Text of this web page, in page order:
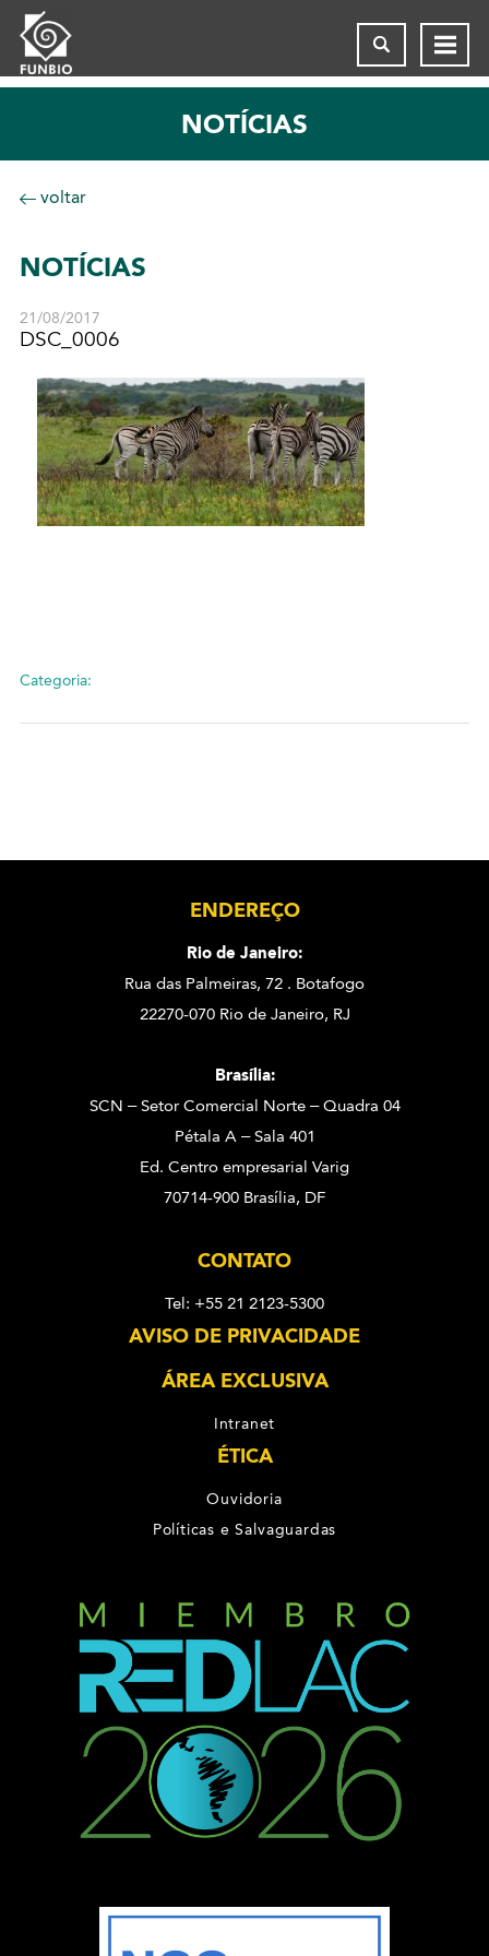
NOTÍCIAS
voltar
NOTÍCIAS
21/08/2017
DSC_0006
Categoria:
ENDEREÇO
Rio de Janeiro:
Rua das Palmeiras, 72 . Botafogo
22270-070 Rio de Janeiro, RJ
Brasília:
SCN – Setor Comercial Norte – Quadra 04
Pétala A – Sala 401
Ed. Centro empresarial Varig
70714-900 Brasília, DF
CONTATO
Tel: +55 21 2123-5300
AVISO DE PRIVACIDADE
ÁREA EXCLUSIVA
Intranet
ÉTICA
Ouvidoria
Políticas e Salvaguardas